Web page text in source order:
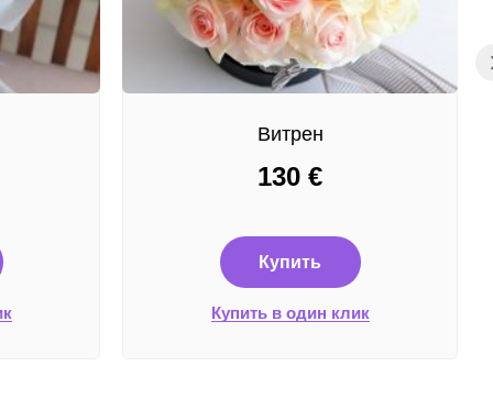
Витрен
130 €
Купить
Купить в один клик